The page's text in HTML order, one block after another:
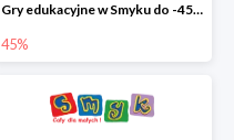
Gry edukacyjne w Smyku do -45%
45%